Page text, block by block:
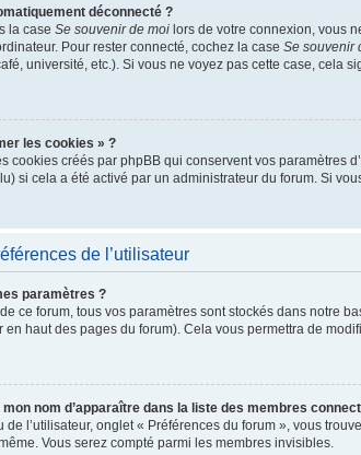
déconnecté ?
la case Se souvenir de moi lors de votre connexion, vous
Pour rester connecté, cochez la case Se souvenir
université, etc.). Si vous ne voyez pas cette case, cela
les cookies » ?
cookies créés par phpBB qui conservent vos paramètres
si cela a été activé par un administrateur du forum. Si
de l’utilisateur
paramètres ?
ce forum, tous vos paramètres sont stockés dans notre
en haut des pages du forum). Cela vous permettra de
nom d’apparaître dans la liste des membres
de l’utilisateur, onglet « Préférences du forum », vous
Vous serez compté parmi les membres invisibles.